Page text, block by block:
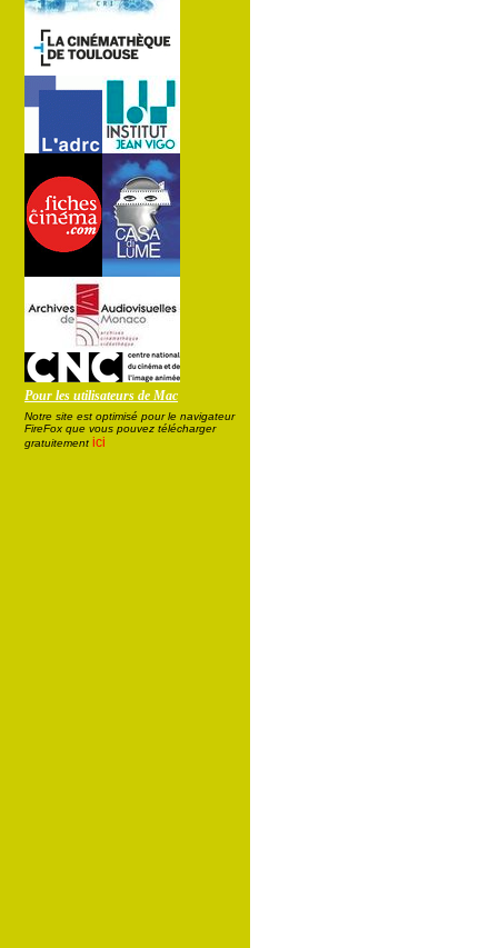
Pour les utilisateurs de Mac
Notre site est optimisé pour le navigateur
FireFox que vous pouvez télécharger
gratuitement ici